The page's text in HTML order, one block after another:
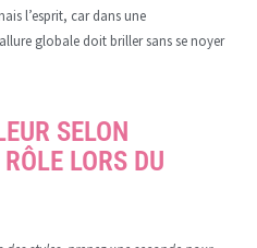
l’esprit, car dans une
globale doit briller sans se noyer
SELON
LORS DU